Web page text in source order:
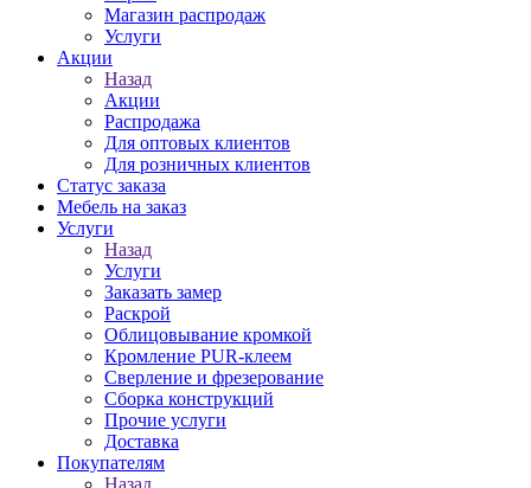
Магазин распродаж
Услуги
Акции
Назад
Акции
Распродажа
Для оптовых клиентов
Для розничных клиентов
Статус заказа
Мебель на заказ
Услуги
Назад
Услуги
Заказать замер
Раскрой
Облицовывание кромкой
Кромление PUR-клеем
Сверление и фрезерование
Сборка конструкций
Прочие услуги
Доставка
Покупателям
Назад